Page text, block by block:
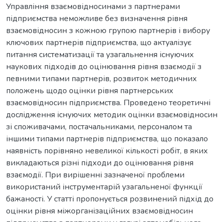
Управління взаємовідносинами з партнерами
підприємства неможливе без визначення рівня
взаємовідносин з кожною групою партнерів і вибору
ключових партнерів підприємства, що актуалізує
питання систематизації та узагальнення існуючих
наукових підходів до оцінювання рівня взаємодії з
певними типами партнерів, розвиток методичних
положень щодо оцінки рівня партнерських
взаємовідносин підприємства. Проведено теоретичні
дослідження існуючих методик оцінки взаємовідносин
зі споживачами, постачальниками, персоналом та
іншими типами партнерів підприємства, що показало
наявність порівняно невеликої кількості робіт, в яких
викладаються різні підходи до оцінювання рівня
взаємодії. При вирішенні зазначеної проблеми
використаний інструментарій узагальненої функції
бажаності. У статті пропонується розвинений підхід до
оцінки рівня міжорганізаційних взаємовідносин